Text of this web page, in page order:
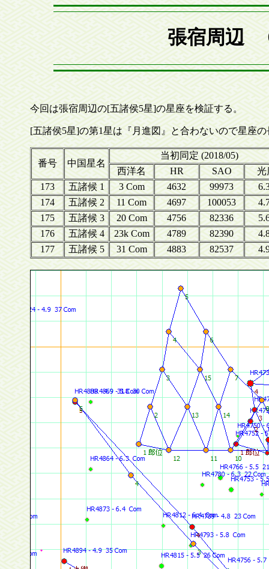
張宿周辺
今回は張宿周辺の[五諸侯5星]の星座を検証する。
[五諸侯5星]の第1星は『月進図』と合わないので星座
番号 中国星名
当初同定 (2018/05)
西洋名
HR SAO
光
173
五諸候 1 3 Com 4632 99973
174
五諸候 2 11 Com 4697 100053
175
五諸候 3 20 Com 4756 82336
176
五諸候 4 23k Com 4789 82390
177
五諸候 5 31 Com 4883 82537